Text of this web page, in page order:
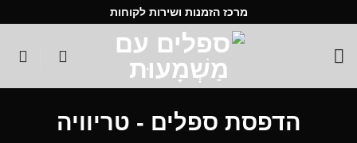
content
מרכז הזמנות ושירות לקוחות
הדפסת ספלים - טריוויה